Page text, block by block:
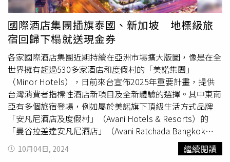
入內，若無卡、門票8歐元※新台幣：歐元匯率約1：
0.0286，各地價格以現場為準
其發揮到極致。當旅客來到波多找尋藍、白磁磚蹤跡，不可
錯過的便是於1916年啟用的聖本篤車站，車站大廳牆面用
了2萬多片磁磚裝飾，由葡萄牙藝術家Jorge Colaco所設
計、耗時11年才繪製完成；另外不少旅人會造訪的還包括
「阿瑪斯教堂」（Capela das Almas，又稱聖靈教堂），使
用了1萬5千多片磁磚裝飾的外牆，描繪諸多聖人的生平故
事；以及矗立於街角的「卡爾莫教堂」（Igreja do
Carmo），同樣覆蓋整片描繪宗教場景的大幅磁磚，有趣的
是，這裡遠看彷彿純粹一整棟建築，其實中間還用狹小屋舍
與一旁的「加爾莫德教堂」（Igreja dos Carmelitas）隔
開，藉此讓修士與修女所在建築避免共用同面牆。挑高大器
的國家大廳是導覽團集合點，許多旅人都會在此拍照留念。
（圖／魏妤靜攝）在國家大廳的八角穹頂可見繪製了不同國
國際酒店集團插旗泰國、新加坡 地標級旅
宿回歸下榻就送現金券
各家國際酒店集團近期持續在亞洲市場擴大版圖，像是在全
世界擁有超過530多家酒店和度假村的「美諾集團」
（Minor Hotels），日前來台宣佈2025年重要計畫，提供
台灣消費者指標性酒店新項目及全新體驗的選擇。其中東南
亞有多個旅宿登場，例如屬於美諾旗下頂級生活方式品牌
「安凡尼酒店及度假村」（Avani Hotels & Resorts）的
「曼谷拉差達安凡尼酒店」（Avani Ratchada Bangkok
Hotel）盛大開幕。該酒店位於曼谷新的中央商務區的核心
地帶，擁有402間客房，可以感受熱鬧有趣的夜市、探索充
10月04日, 2024 繼續閱讀